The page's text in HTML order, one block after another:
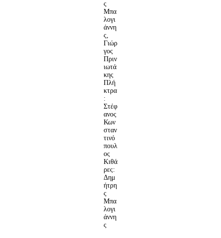
ς
Μπα
λογι
άννη
ς,
Γιώρ
γος
Πριν
ιωτά
κης
Πλή
κτρα
:
Στέφ
ανος
Κων
σταν
τινό
πουλ
ος
Κιθά
ρες:
Δημ
ήτρη
ς
Μπα
λογι
άννη
ς